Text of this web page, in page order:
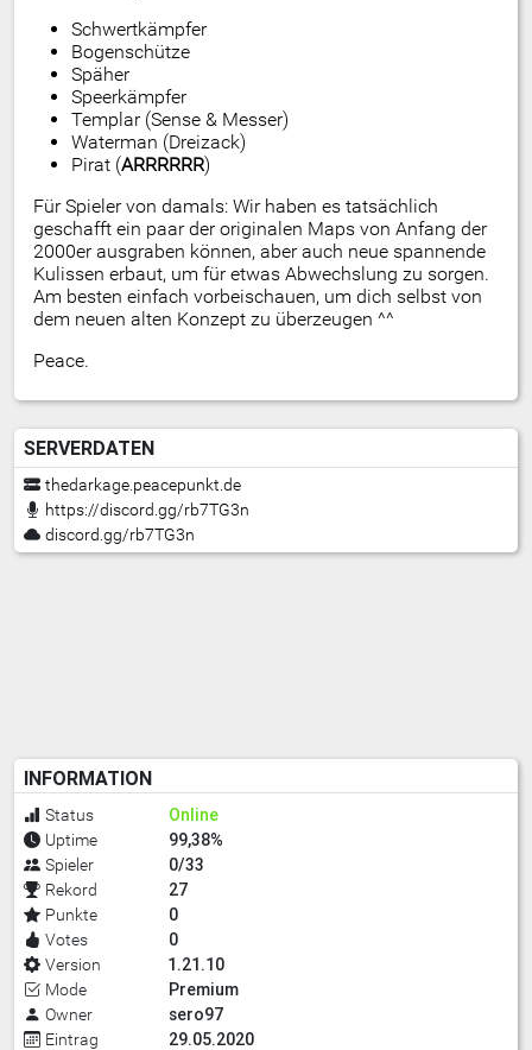
Schwertkämpfer
Bogenschütze
Späher
Speerkämpfer
Templar (Sense & Messer)
Waterman (Dreizack)
Pirat (ARRRRRR)
Für Spieler von damals: Wir haben es tatsächlich
geschafft ein paar der originalen Maps von Anfang der
2000er ausgraben können, aber auch neue spannende
Kulissen erbaut, um für etwas Abwechslung zu sorgen.
Am besten einfach vorbeischauen, um dich selbst von
dem neuen alten Konzept zu überzeugen ^^
Peace.
SERVERDATEN
thedarkage.peacepunkt.de
https://discord.gg/rb7TG3n
discord.gg/rb7TG3n
INFORMATION
Status Online
Uptime 99,38%
Spieler 0/33
Rekord 27
Punkte 0
Votes 0
Version 1.21.10
Mode Premium
Owner sero97
Eintrag 29.05.2020